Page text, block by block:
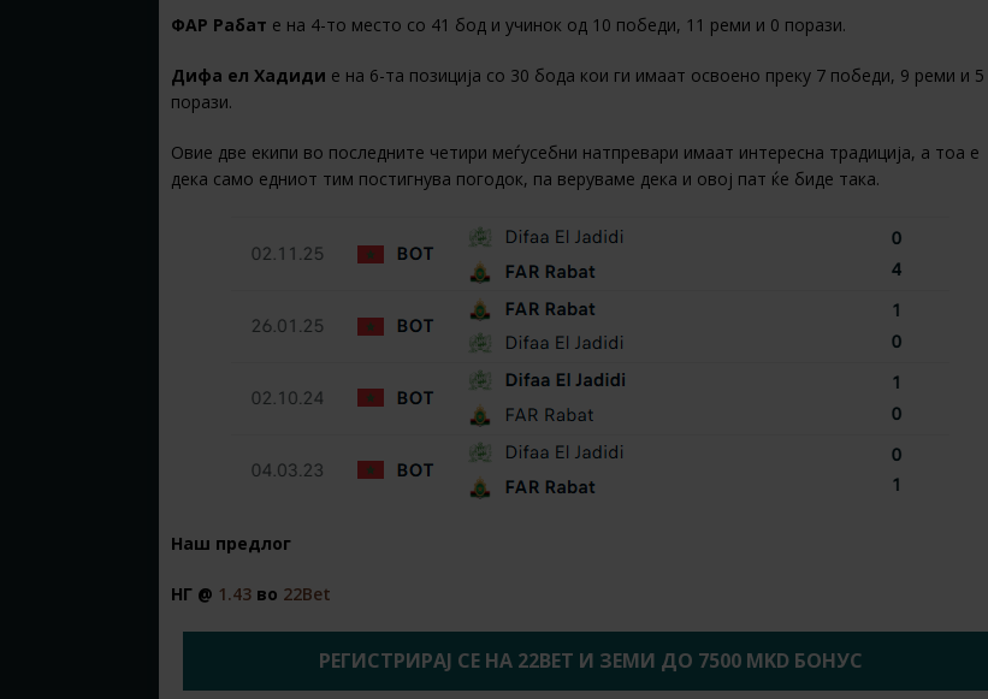
ФАР Рабат е на 4-то место со 41 бод и учинок од 10 победи, 11 реми и 0 порази.
Дифа ел Хадиди е на 6-та позиција со 30 бода кои ги имаат освоено преку 7 победи, 9 реми и 5
порази.
Овие две екипи во последните четири меѓусебни натпревари имаат интересна традиција, а тоа е
дека само едниот тим постигнува погодок, па веруваме дека и овој пат ќе биде така.
Наш предлог
НГ @ 1.43 во 22Bet
РЕГИСТРИРАЈ СЕ НА 22BET И ЗЕМИ ДО 7500 MKD БОНУС